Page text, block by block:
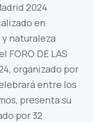
2024
en
naturaleza
FORO DE LAS
organizado por
entre los
presenta su
por 32